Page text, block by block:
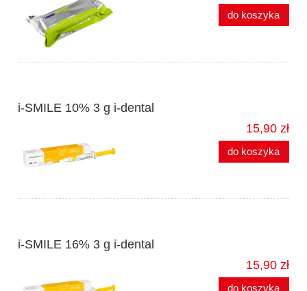
do koszyka
i-SMILE 10% 3 g i-dental
15,90 zł
do koszyka
i-SMILE 16% 3 g i-dental
15,90 zł
do koszyka